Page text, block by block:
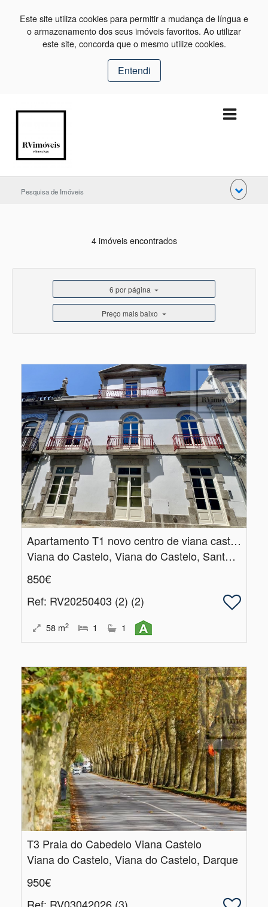
Este site utiliza cookies para permitir a mudança de língua e
o armazenamento dos seus imóveis favoritos. Ao utilizar
este site, concorda que o mesmo utilize cookies.
Entendi
Pesquisa de Imóveis
4 imóveis encontrados
6 por página
Preço mais baixo
Apartamento T1 novo centro de viana castelo
Viana do Castelo, Viana do Castelo, Santa Maria Maior e Monserrate e Meadela
850€
Ref: RV20250403 (2) (2)
58 m2 1 1
T3 Praia do Cabedelo Viana Castelo
Viana do Castelo, Viana do Castelo, Darque
950€